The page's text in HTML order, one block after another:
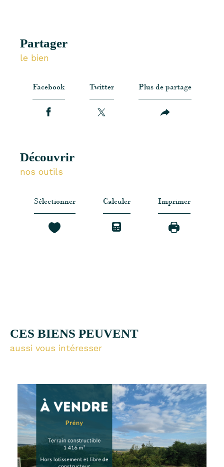
partager
le bien
Facebook Twitter Plus de partage
découvrir
nos outils
Sélectionner Calculer Imprimer
CES BIENS PEUVENT
aussi vous intéresser